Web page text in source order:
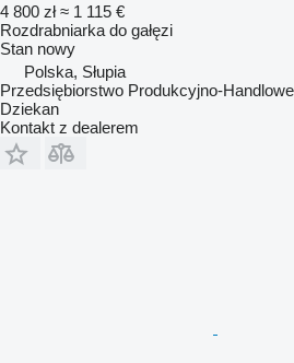
4 800 zł ≈ 1 115 €
Rozdrabniarka do gałęzi
Stan nowy
Polska, Słupia
Przedsiębiorstwo Produkcyjno-
Dziekan
Kontakt z dealerem